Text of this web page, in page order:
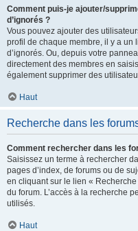
Comment puis-je ajouter/
d’ignorés ?
Vous pouvez ajouter des
profil de chaque membre, il y a un
d’ignorés. Ou, depuis votre
directement des membres en
également supprimer des
Haut
Recherche dans les
Comment rechercher dans les
Saisissez un terme à rechercher
pages d’index, de forums ou de
en cliquant sur le lien «
du forum. L’accès à la recherche
utilisés.
Haut